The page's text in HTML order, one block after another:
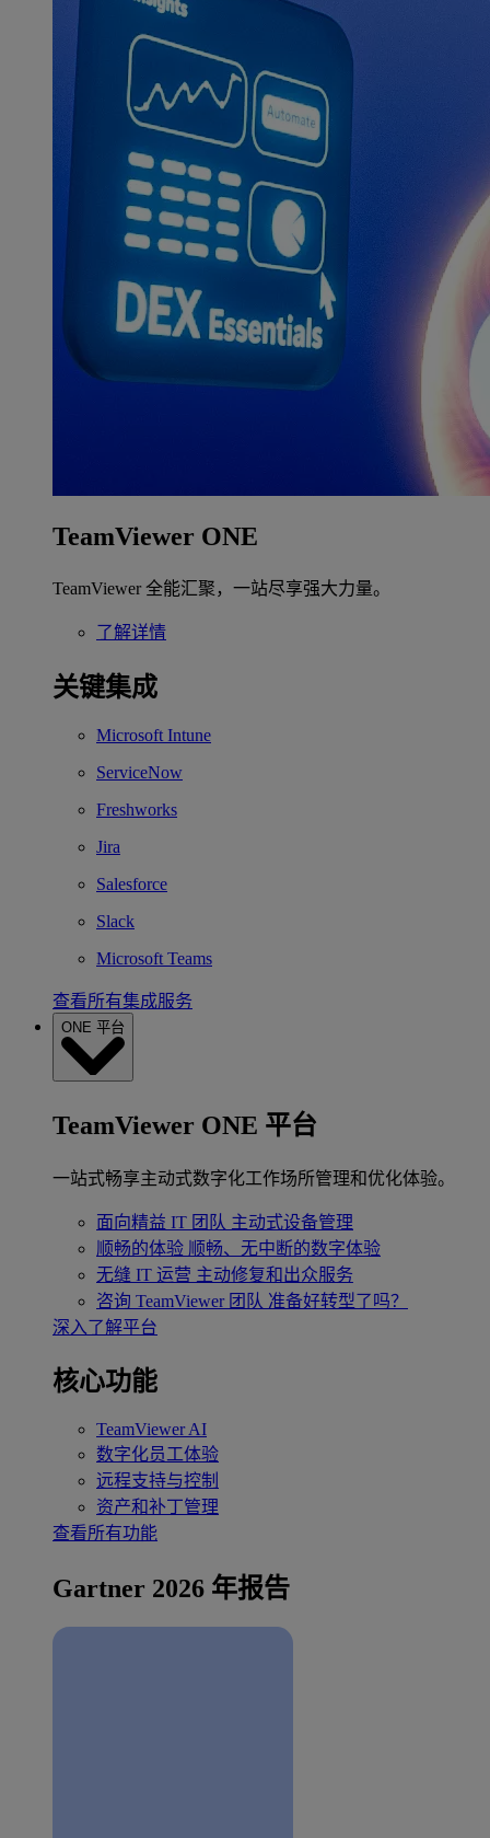
TeamViewer ONE
TeamViewer 全能汇聚，一站尽享强大力量。
了解详情
关键集成
Microsoft Intune
ServiceNow
Freshworks
Jira
Salesforce
Slack
Microsoft Teams
查看所有集成服务
ONE 平台
TeamViewer ONE 平台
一站式畅享主动式数字化工作场所管理和优化体验。
面向精益 IT 团队 主动式设备管理
顺畅的体验 顺畅、无中断的数字体验
无缝 IT 运营 主动修复和出众服务
咨询 TeamViewer 团队 准备好转型了吗？
深入了解平台
核心功能
TeamViewer AI
数字化员工体验
远程支持与控制
资产和补丁管理
查看所有功能
Gartner 2026 年报告